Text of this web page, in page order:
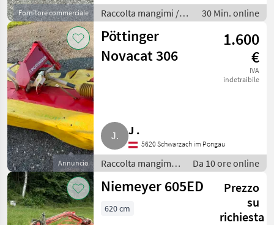
Fornitore commerciale
Raccolta mangimi /
Altre macchine per
raccolta mangimi
30 Min. online
Annuncio
Pöttinger
Novacat 306
1.600
€
IVA
indetraibile
J .
5620 Schwarzach im Pongau
Raccolta mangimi /
Mietitrici
Da 10 ore online
Niemeyer 605ED
Prezzo
su
richiesta
620 cm